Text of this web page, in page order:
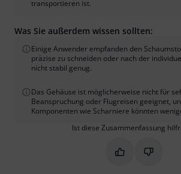
transportieren ist.
Was Sie außerdem wissen sollten:
Einige Anwender empfanden den
präzise zu schneiden oder nach der
nicht stabil genug.
Das Gehäuse ist möglicherweise nicht für
Beanspruchung oder Flugreisen geeignet,
Komponenten wie Scharniere könnten
Ist diese Zusammenfassung
Markieren Sie